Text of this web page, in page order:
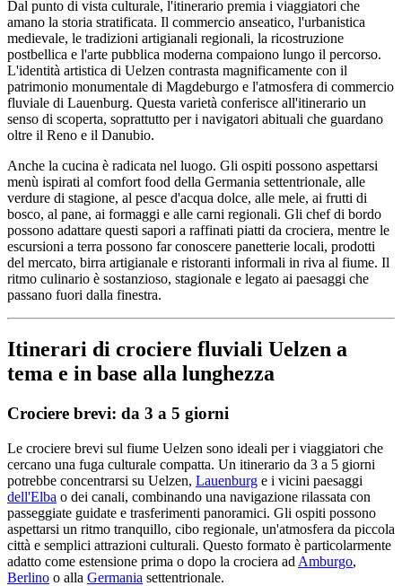
Dal punto di vista culturale, l'itinerario premia i viaggiatori che
amano la storia stratificata. Il commercio anseatico, l'urbanistica
medievale, le tradizioni artigianali regionali, la ricostruzione
postbellica e l'arte pubblica moderna compaiono lungo il percorso.
L'identità artistica di Uelzen contrasta magnificamente con il
patrimonio monumentale di Magdeburgo e l'atmosfera di commercio
fluviale di Lauenburg. Questa varietà conferisce all'itinerario un
senso di scoperta, soprattutto per i navigatori abituali che guardano
oltre il Reno e il Danubio.
Anche la cucina è radicata nel luogo. Gli ospiti possono aspettarsi
menù ispirati al comfort food della Germania settentrionale, alle
verdure di stagione, al pesce d'acqua dolce, alle mele, ai frutti di
bosco, al pane, ai formaggi e alle carni regionali. Gli chef di bordo
possono adattare questi sapori a raffinati piatti da crociera, mentre le
escursioni a terra possono far conoscere panetterie locali, prodotti
del mercato, birra artigianale e ristoranti informali in riva al fiume. Il
ritmo culinario è sostanzioso, stagionale e legato ai paesaggi che
passano fuori dalla finestra.
Itinerari di crociere fluviali Uelzen a
tema e in base alla lunghezza
Crociere brevi: da 3 a 5 giorni
Le crociere brevi sul fiume Uelzen sono ideali per i viaggiatori che
cercano una fuga culturale compatta. Un itinerario da 3 a 5 giorni
potrebbe concentrarsi su Uelzen, Lauenburg e i vicini paesaggi
dell'Elba o dei canali, combinando una navigazione rilassata con
passeggiate guidate e trasferimenti panoramici. Gli ospiti possono
aspettarsi un ritmo tranquillo, cibo regionale, un'atmosfera da piccola
città e semplici attrazioni culturali. Questo formato è particolarmente
adatto come estensione prima o dopo la crociera ad Amburgo,
Berlino o alla Germania settentrionale.